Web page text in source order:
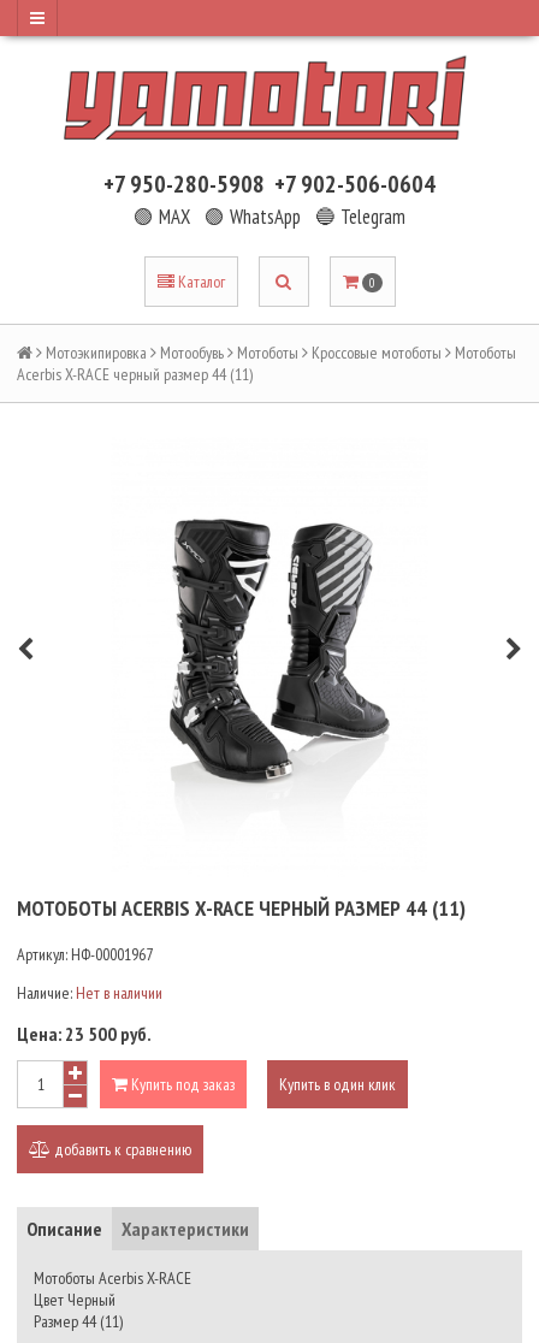
+7 950-280-5908 +7 902-506-0604
🟢 MAX 🟢 WhatsApp 🔵 Telegram
Каталог 0
Мотоэкипировка Мотообувь Мотоботы Кроссовые мотоботы
Мотоботы
Acerbis X-RACE черный размер 44 (11)
МОТОБОТЫ ACERBIS X-RACE ЧЕРНЫЙ РАЗМЕР 44 (11)
Артикул: НФ-00001967
Наличие: Нет в наличии
Цена: 23 500 руб.
Купить под заказ Купить в один клик
добавить к сравнению
Описание Характеристики
Мотоботы Acerbis X-RACE
Цвет Черный
Размер 44 (11)